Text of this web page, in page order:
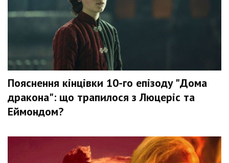
Пояснення кінцівки 10-го епізоду "Дома
дракона": що трапилося з Люцеріс та
Еймондом?